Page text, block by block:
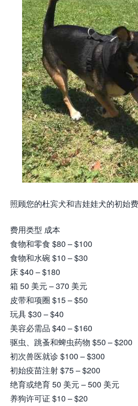
照顾您的杜宾犬和吉娃娃犬的初始
费用类型 成本
食物和零食 $80 – $100
食物和水碗 $10 – $30
床 $40 – $180
箱 50 美元 – 370 美元
皮带和项圈 $15 – $50
玩具 $30 – $40
美容必需品 $40 – $160
驱虫、跳蚤和蜱虫药物 $50 – $200
初次兽医就诊 $100 – $300
初始疫苗注射 $75 – $200
绝育或绝育 50 美元 – 500 美元
养狗许可证 $10 – $20